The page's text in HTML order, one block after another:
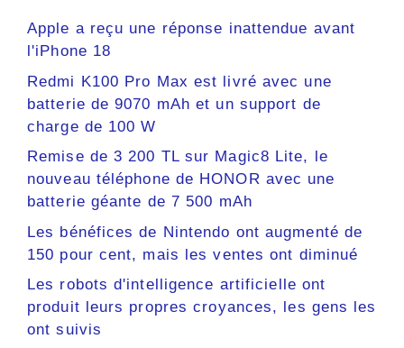
Apple a reçu une réponse inattendue avant
l'iPhone 18
Redmi K100 Pro Max est livré avec une
batterie de 9070 mAh et un support de
charge de 100 W
Remise de 3 200 TL sur Magic8 Lite, le
nouveau téléphone de HONOR avec une
batterie géante de 7 500 mAh
Les bénéfices de Nintendo ont augmenté de
150 pour cent, mais les ventes ont diminué
Les robots d'intelligence artificielle ont
produit leurs propres croyances, les gens les
ont suivis